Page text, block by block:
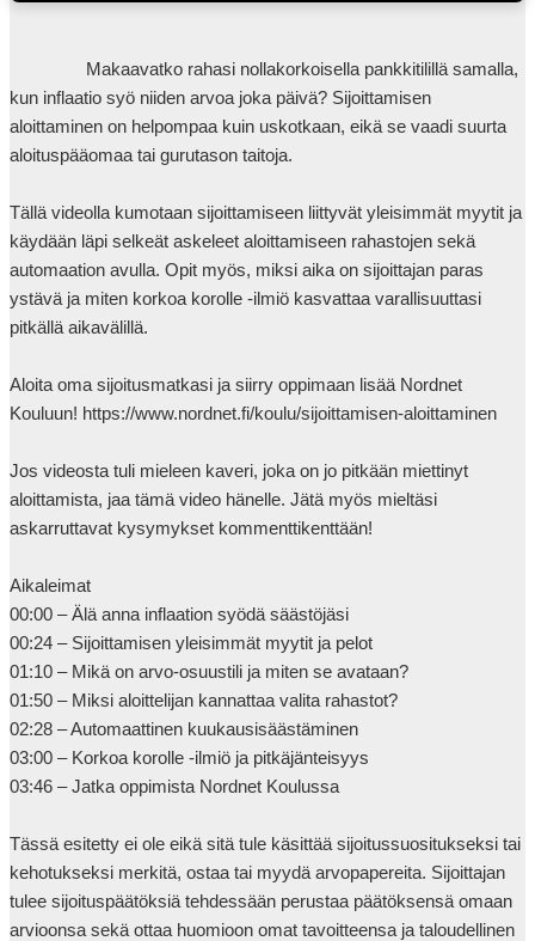
kun inflaatio syö niiden arvoa joka päivä? Sijoittamisen
aloittaminen on helpompaa kuin uskotkaan, eikä se vaadi suurta
aloituspääomaa tai gurutason taitoja.
Tällä videolla kumotaan sijoittamiseen liittyvät yleisimmät myytit ja
käydään läpi selkeät askeleet aloittamiseen rahastojen sekä
automaation avulla. Opit myös, miksi aika on sijoittajan paras
ystävä ja miten korkoa korolle -ilmiö kasvattaa varallisuuttasi
pitkällä aikavälillä.
Aloita oma sijoitusmatkasi ja siirry oppimaan lisää Nordnet
Kouluun! https://www.nordnet.fi/koulu/sijoittamisen-aloittaminen
Jos videosta tuli mieleen kaveri, joka on jo pitkään miettinyt
aloittamista, jaa tämä video hänelle. Jätä myös mieltäsi
askarruttavat kysymykset kommenttikenttään!
Aikaleimat
00:00 – Älä anna inflaation syödä säästöjäsi
00:24 – Sijoittamisen yleisimmät myytit ja pelot
01:10 – Mikä on arvo-osuustili ja miten se avataan?
01:50 – Miksi aloittelijan kannattaa valita rahastot?
02:28 – Automaattinen kuukausisäästäminen
03:00 – Korkoa korolle -ilmiö ja pitkäjänteisyys
03:46 – Jatka oppimista Nordnet Koulussa
Tässä esitetty ei ole eikä sitä tule käsittää sijoitussuositukseksi tai
kehotukseksi merkitä, ostaa tai myydä arvopapereita. Sijoittajan
tulee sijoituspäätöksiä tehdessään perustaa päätöksensä omaan
arvioonsa sekä ottaa huomioon omat tavoitteensa ja taloudellinen